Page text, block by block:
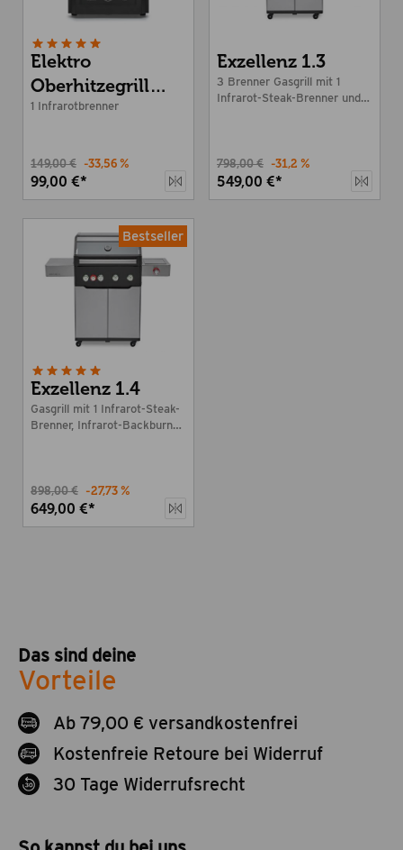
Elektro
Oberhitzegrill
Röstblock s
1 Infrarotbrenner
99,00 €*
149,00 € -33,56 %
Exzellenz 1.3
3 Brenner Gasgrill mit 1
Infrarot-Steak-Brenner und
549,00 €*
798,00 € -31,2 %
Bestseller
Exzellenz 1.4
Gasgrill mit 1 Infrarot-Steak-
Brenner, Infrarot-Backburner
649,00 €*
898,00 € -27,73 %
Das sind deine
Vorteile
Ab 79,00 € versandkostenfrei
Kostenfreie Retoure bei Widerruf
30 Tage Widerrufsrecht